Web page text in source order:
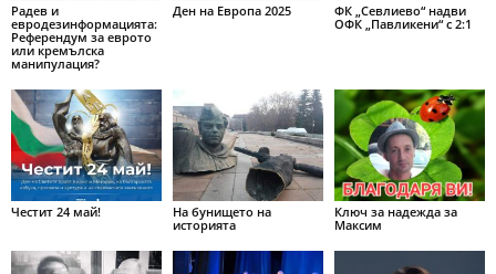
Радев и
евродезинформацията:
Референдум за еврото
или кремълска
манипулация?
Ден на Европа 2025
ФК „Севлиево“ надви
ОФК „Павликени“ с 2:1
Честит 24 май!
На бунището на
историята
Ключ за надежда за
Максим